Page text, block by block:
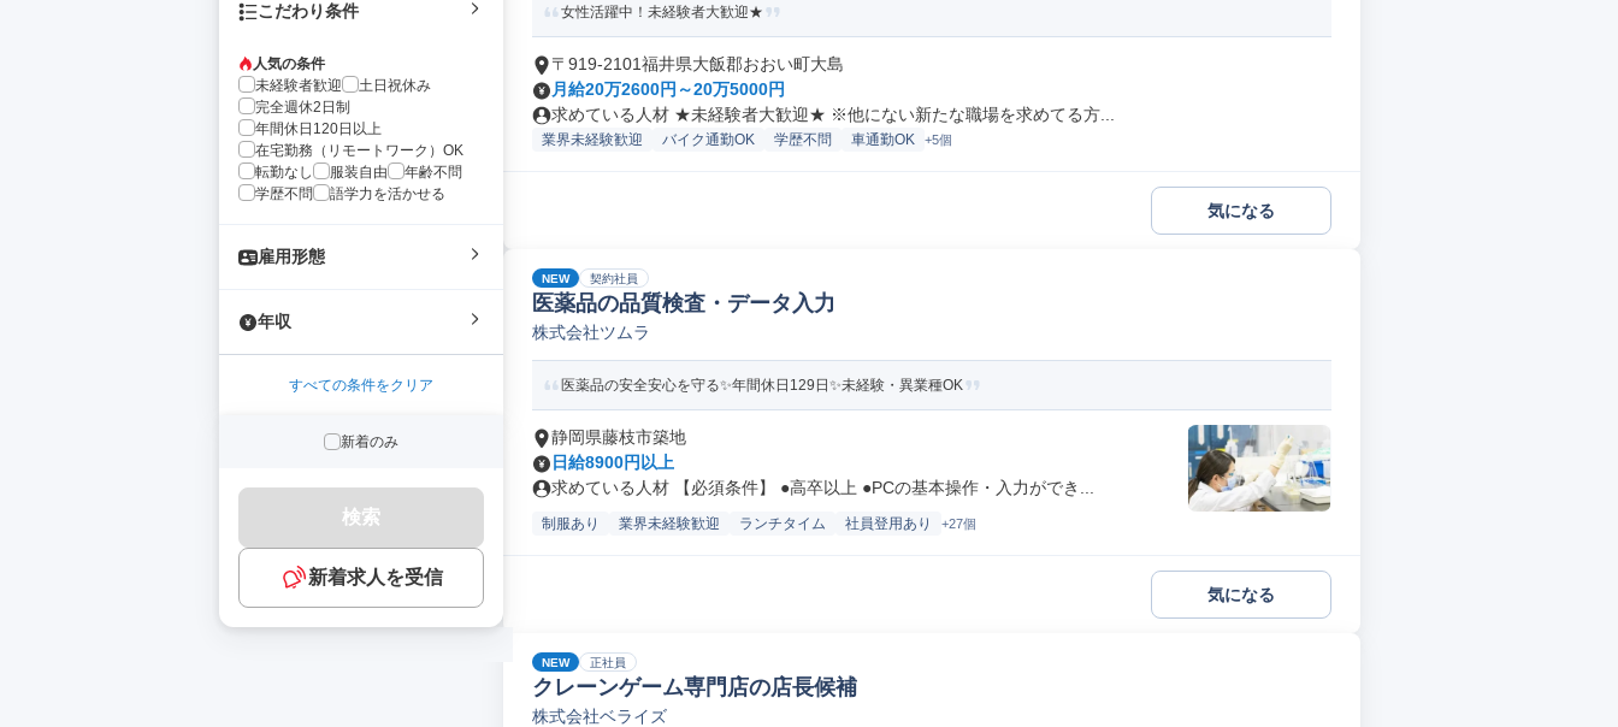
こだわり条件
人気の条件
未経験者歓迎
土日祝休み
完全週休2日制
年間休日120日以上
在宅勤務（リモートワーク）OK
転勤なし
服装自由
年齢不問
学歴不問
語学力を活かせる
雇用形態
年収
すべての条件をクリア
新着のみ
検索
新着求人を受信
女性活躍中！未経験者大歓迎★
〒919-2101福井県大飯郡おおい町大島
月給20万2600円～20万5000円
求めている人材 ★未経験者大歓迎★ ※他にない新たな職場を求めてる方...
業界未経験歓迎 バイク通勤OK 学歴不問 車通勤OK +5個
気になる
NEW 契約社員
医薬品の品質検査・データ入力
株式会社ツムラ
医薬品の安全安心を守る✨年間休日129日✨未経験・異業種OK
静岡県藤枝市築地
日給8900円以上
求めている人材 【必須条件】 ●高卒以上 ●PCの基本操作・入力ができ...
制服あり 業界未経験歓迎 ランチタイム 社員登用あり +27個
気になる
NEW 正社員
クレーンゲーム専門店の店長候補
株式会社ベライズ